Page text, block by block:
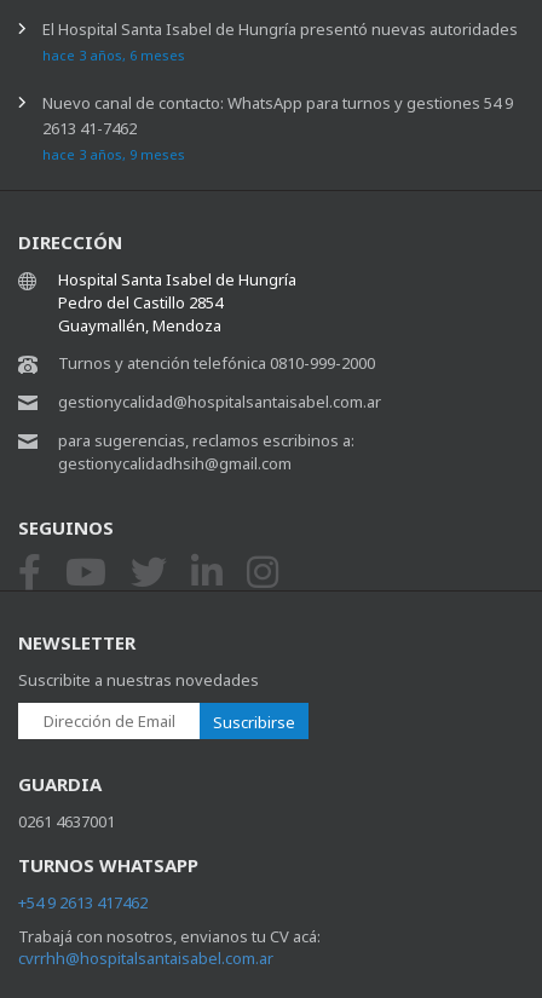
El Hospital Santa Isabel de Hungría presentó nuevas autoridades
hace 3 años, 6 meses
Nuevo canal de contacto: WhatsApp para turnos y gestiones 54 9
2613 41-7462
hace 3 años, 9 meses
DIRECCIÓN
Hospital Santa Isabel de Hungría
Pedro del Castillo 2854
Guaymallén, Mendoza
Turnos y atención telefónica 0810-999-2000
gestionycalidad@hospitalsantaisabel.com.ar
para sugerencias, reclamos escribinos a:
gestionycalidadhsih@gmail.com
SEGUINOS
NEWSLETTER
Suscribite a nuestras novedades
Suscribirse
GUARDIA
0261 4637001
TURNOS WHATSAPP
+54 9 2613 417462
Trabajá con nosotros, envianos tu CV acá:
cvrrhh@hospitalsantaisabel.com.ar